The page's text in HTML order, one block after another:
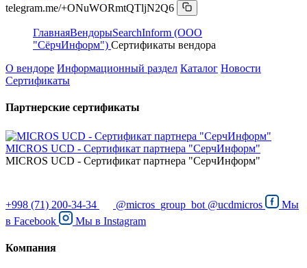
telegram.me/+ONuWORmtQTljN2Q6
ГлавнаяВендорыSearchInform (ООО
"СёрчИнформ") Сертификаты вендора
О вендоре Информационный раздел Каталог Новости
Сертификаты
Партнерские сертификаты
MICROS UCD - Сертификат партнера "СерчИнформ"
MICROS UCD - Сертификат партнера "СерчИнформ"
+998 (71) 200-34-34 @micros_group_bot @ucdmicros
Мы
в Facebook Мы в Instagram
Компания